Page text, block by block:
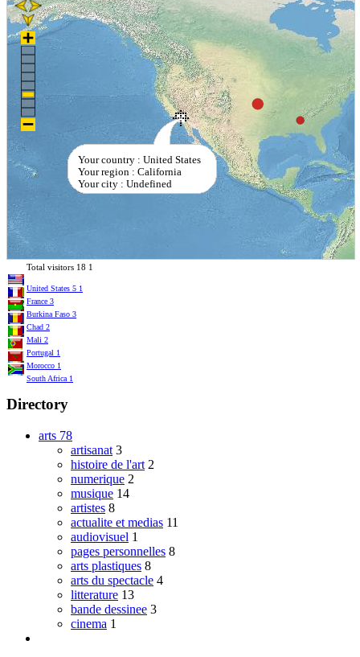
Your country : United States
Your region : California
Your city : Undefined
Total visitors 18 1
United States 5 1
France 3
Burkina Faso 3
Chad 2
Mali 2
Portugal 1
Morocco 1
South Africa 1
Directory
arts 78
artisanat 3
histoire de l'art 2
numerique 2
musique 14
artistes 8
actualite et medias 11
audiovisuel 1
pages personnelles 8
arts plastiques 8
arts du spectacle 4
litterature 13
bande dessinee 3
cinema 1